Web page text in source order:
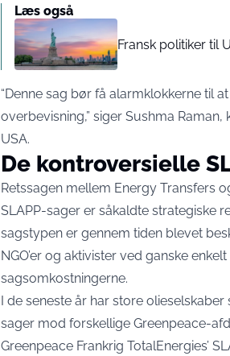
Læs også
Fransk politiker til
“Denne sag bør få alarmklokkerne til
overbevisning,” siger Sushma
USA.
De kontroversielle
Retssagen mellem Energy Transfers
SLAPP-sager er såkaldte strategiske
sagstypen er gennem tiden blevet
NGO’er og aktivister ved ganske
sagsomkostningerne.
I de seneste år har store
sager mod forskellige Greenpeace-
Greenpeace Frankrig TotalEnergies’